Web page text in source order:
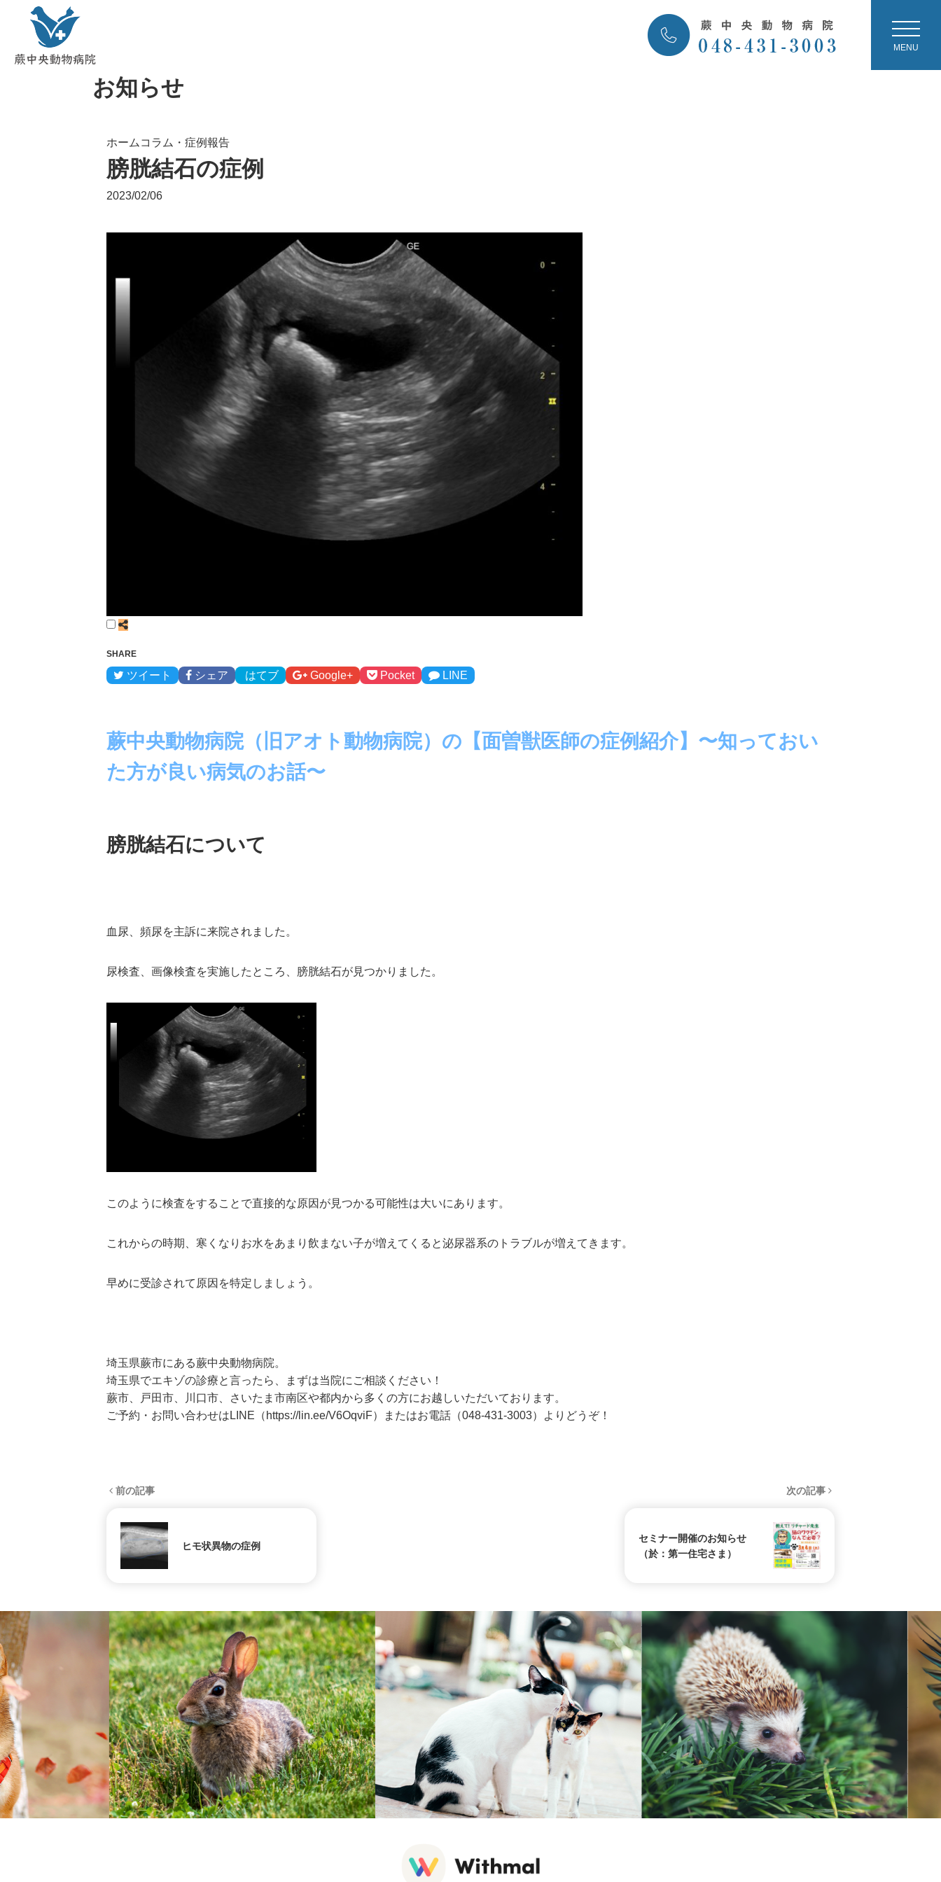
お知らせ
ホーム コラム・症例報告
膀胱結石の症例
2023/02/06
SHARE
ツイート シェア はてブ Google+ Pocket LINE
蕨中央動物病院（旧アオト動物病院）の【面曽獣医師の症例紹介】〜知っておい
た方が良い病気のお話〜
膀胱結石について
血尿、頻尿を主訴に来院されました。
尿検査、画像検査を実施したところ、膀胱結石が見つかりました。
このように検査をすることで直接的な原因が見つかる可能性は大いにあります。
これからの時期、寒くなりお水をあまり飲まない子が増えてくると泌尿器系のトラブルが増えてきます。
早めに受診されて原因を特定しましょう。
埼玉県蕨市にある蕨中央動物病院。
埼玉県でエキゾの診療と言ったら、まずは当院にご相談ください！
蕨市、戸田市、川口市、さいたま市南区や都内から多くの方にお越しいただいております。
ご予約・お問い合わせはLINE（ https://lin.ee/V6OqviF）またはお電話（048-431-3003）よりどうぞ！
前の記事
ヒモ状異物の症例
次の記事
セミナー開催のお知らせ
（於：第一住宅さま）